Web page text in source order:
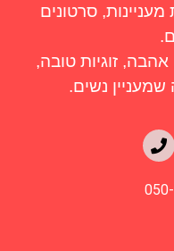
סרטונים
זוגיות טובה,
שמעניין נשים.